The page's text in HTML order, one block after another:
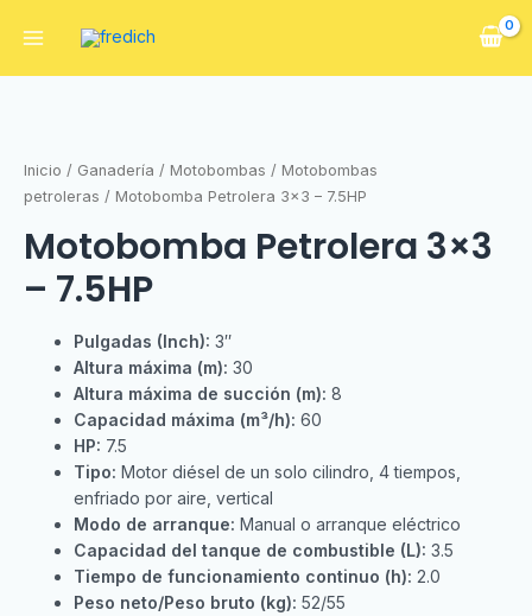
Inicio / Ganadería / Motobombas / Motobombas
petroleras / Motobomba Petrolera 3×3 – 7.5HP
Motobomba Petrolera 3×3
– 7.5HP
Pulgadas (Inch): 3″
Altura máxima (m): 30
Altura máxima de succión (m): 8
Capacidad máxima (m³/h): 60
HP: 7.5
Tipo: Motor diésel de un solo cilindro, 4 tiempos,
enfriado por aire, vertical
Modo de arranque: Manual o arranque eléctrico
Capacidad del tanque de combustible (L): 3.5
Tiempo de funcionamiento continuo (h): 2.0
Peso neto/Peso bruto (kg): 52/55